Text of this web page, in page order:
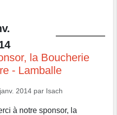
la Boucherie
- Lamballe
2014 par Isach
à notre sponsor, la